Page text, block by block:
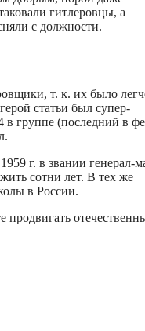
гитлеровцы, а
с должности.
т. к. их было
статьи был супер-
в группе (последний в
г. в звании генерал-
сотни лет. В тех же
в России.
продвигать